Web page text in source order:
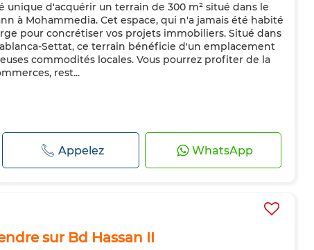
d'acquérir un terrain de 300 m² situé dans le
à Mohammedia. Cet espace, qui n'a jamais été habité
pour concrétiser vos projets immobiliers. Situé dans
Settat, ce terrain bénéficie d'un emplacement
commodités locales. Vous pourrez profiter de la
rest...
Appelez WhatsApp
sur Bd Hassan II